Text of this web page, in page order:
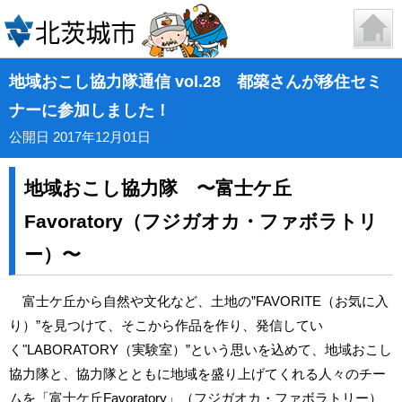
地域おこし協力隊通信 vol.28 都築さんが移住セミ
ナーに参加しました！
公開日 2017年12月01日
地域おこし協力隊 〜富士ケ丘
Favoratory（フジガオカ・ファボラトリ
ー）〜
富士ケ丘から自然や文化など、土地の”FAVORITE（お気に入
り）”を見つけて、そこから作品を作り、発信してい
く"LABORATORY（実験室）”という思いを込めて、地域おこし
協力隊と、協力隊とともに地域を盛り上げてくれる人々のチー
ムを「富士ケ丘Favoratory」（フジガオカ・ファボラトリー）